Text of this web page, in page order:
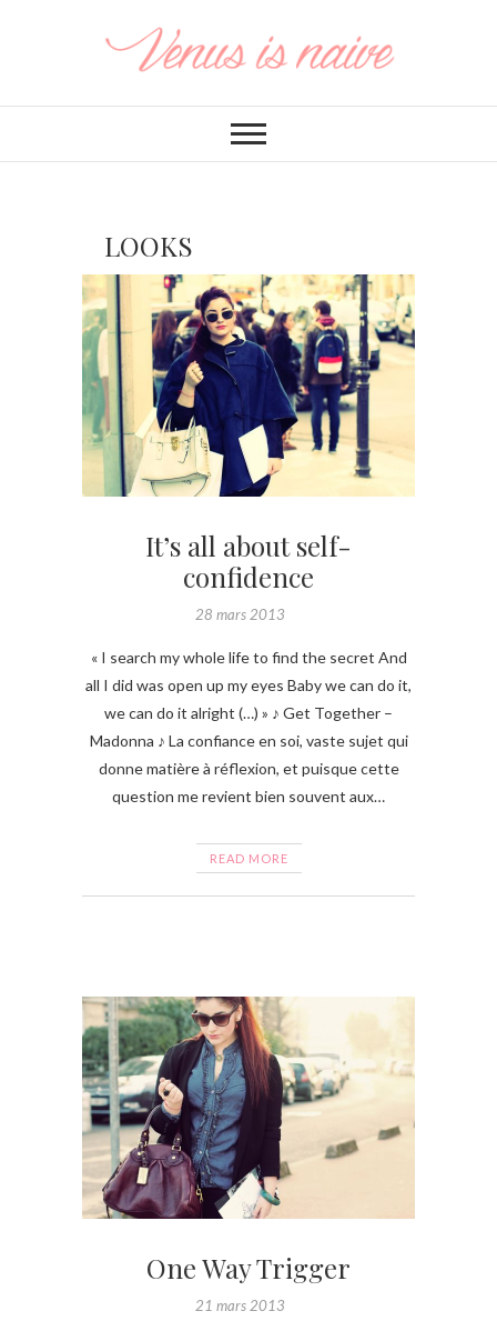
LOOKS
It’s all about self-
confidence
28 mars 2013
« I search my whole life to find the secret And
all I did was open up my eyes Baby we can do it,
we can do it alright (…) » ♪ Get Together –
Madonna ♪ La confiance en soi, vaste sujet qui
donne matière à réflexion, et puisque cette
question me revient bien souvent aux…
READ MORE
One Way Trigger
21 mars 2013